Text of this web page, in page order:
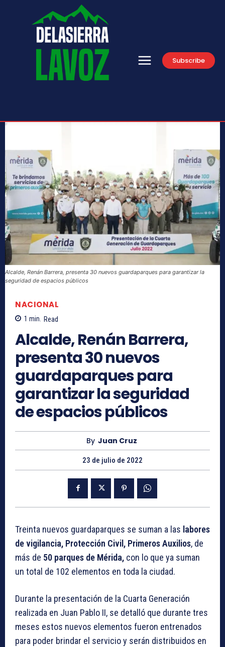
Subscribe
Alcalde, Renán Barrera, presenta 30 nuevos guardaparques para garantizar la
seguridad de espacios públicos
NACIONAL
1 min. Read
Alcalde, Renán Barrera,
presenta 30 nuevos
guardaparques para
garantizar la seguridad
de espacios públicos
By Juan Cruz
23 de julio de 2022
Treinta nuevos guardaparques se suman a las labores
de vigilancia, Protección Civil, Primeros Auxilios, de
más de 50 parques de Mérida, con lo que ya suman
un total de 102 elementos en toda la ciudad.
Durante la presentación de la Cuarta Generación
realizada en Juan Pablo II, se detalló que durante tres
meses estos nuevos elementos fueron entrenados
para poder brindar el servicio y serán distribuidos en